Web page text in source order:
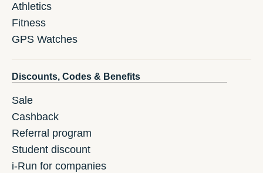
Athletics
Fitness
GPS Watches
Discounts, Codes & Benefits
Sale
Cashback
Referral program
Student discount
i-Run for companies